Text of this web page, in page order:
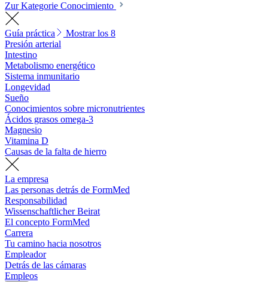
Zur Kategorie Conocimiento
Guía práctica
Mostrar los 8
Presión arterial
Intestino
Metabolismo energético
Sistema inmunitario
Longevidad
Sueño
Conocimientos sobre micronutrientes
Ácidos grasos omega-3
Magnesio
Vitamina D
Causas de la falta de hierro
La empresa
Las personas detrás de FormMed
Responsabilidad
Wissenschaftlicher Beirat
El concepto FormMed
Carrera
Tu camino hacia nosotros
Empleador
Detrás de las cámaras
Empleos